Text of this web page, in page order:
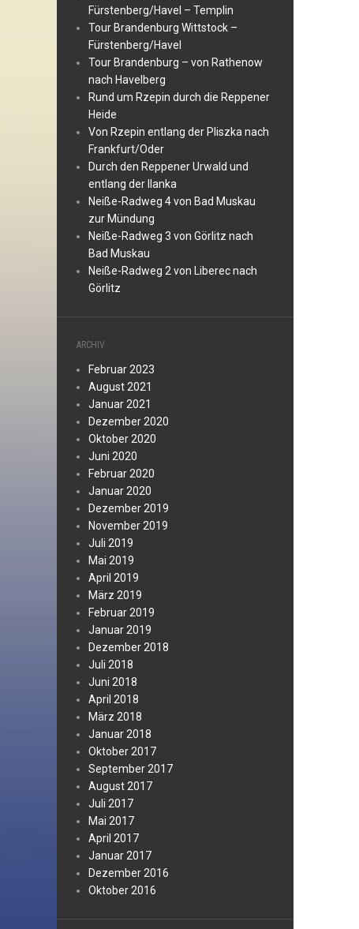
Fürstenberg/Havel – Templin
Tour Brandenburg Wittstock –
Fürstenberg/Havel
Tour Brandenburg – von Rathenow
nach Havelberg
Rund um Rzepin durch die Reppener
Heide
Von Rzepin entlang der Pliszka nach
Frankfurt/Oder
Durch den Reppener Urwald und
entlang der Ilanka
Neiße-Radweg 4 von Bad Muskau
zur Mündung
Neiße-Radweg 3 von Görlitz nach
Bad Muskau
Neiße-Radweg 2 von Liberec nach
Görlitz
ARCHIV
Februar 2023
August 2021
Januar 2021
Dezember 2020
Oktober 2020
Juni 2020
Februar 2020
Januar 2020
Dezember 2019
November 2019
Juli 2019
Mai 2019
April 2019
März 2019
Februar 2019
Januar 2019
Dezember 2018
Juli 2018
Juni 2018
April 2018
März 2018
Januar 2018
Oktober 2017
September 2017
August 2017
Juli 2017
Mai 2017
April 2017
Januar 2017
Dezember 2016
Oktober 2016